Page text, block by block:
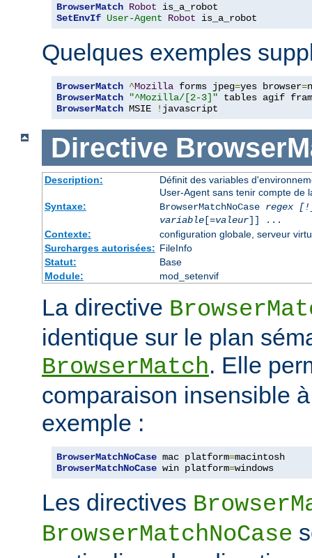
BrowserMatch Robot
SetEnvIf User-Agent Robot is_a_robot
Quelques exemples
BrowserMatch ^Mozilla forms jpeg=yes browser=
BrowserMatch
"^Mozilla/[2-3]"
BrowserMatch MSIE ! javascript
Directive
Description:
Définit des variables
User-Agent sans tenir compte de
Syntaxe:
BrowserMatchNoCase regex
variable[=valeur]] ...
Contexte:
configuration globale, serveur
Surcharges autorisées: FileInfo
Statut:
Base
Module:
mod_setenvif
La directive
identique sur le plan
BrowserMatch. Elle
comparaison insensible
exemple :
BrowserMatchNoCase mac platform=
BrowserMatchNoCase win platform=windows
Les directives
BrowserMatchNoCase